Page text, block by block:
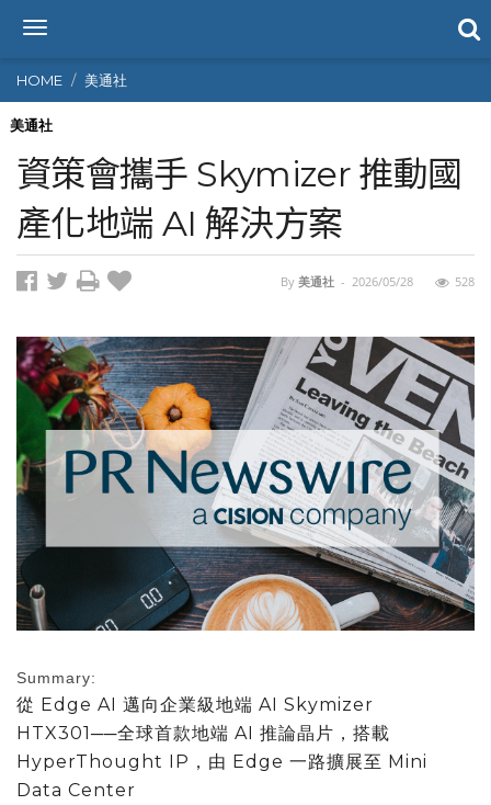
T
g
g
l
n
a
v
i
g
o
n
HOME 美通社
美通社
資策會攜手 Skymizer 推動國
產化地端 AI 解決方案
By 美通社 - 2026/05/28 528
Summary:
從 Edge AI 邁向企業級地端 AI Skymizer
HTX301──全球首款地端 AI 推論晶片，搭載
HyperThought IP，由 Edge 一路擴展至 Mini
Data Center